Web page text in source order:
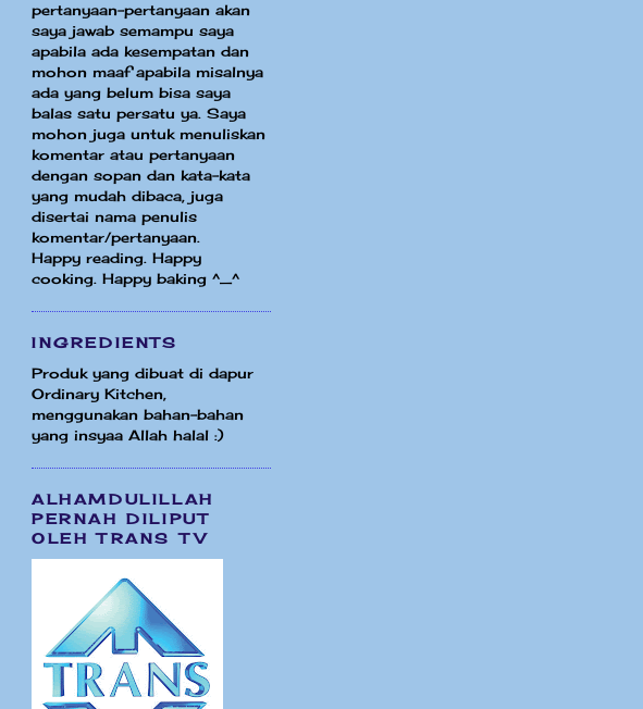
pertanyaan-pertanyaan akan
saya jawab semampu saya
apabila ada kesempatan dan
mohon maaf apabila misalnya
ada yang belum bisa saya
balas satu persatu ya. Saya
mohon juga untuk menuliskan
komentar atau pertanyaan
dengan sopan dan kata-kata
yang mudah dibaca, juga
disertai nama penulis
komentar/pertanyaan.
Happy reading. Happy
cooking. Happy baking ^_^
INGREDIENTS
Produk yang dibuat di dapur
Ordinary Kitchen,
menggunakan bahan-bahan
yang insyaa Allah halal :)
ALHAMDULILLAH
PERNAH DILIPUT
OLEH TRANS TV